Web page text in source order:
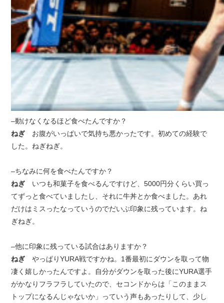
–動けなくなるほど食べたんですか？
ねぎ お腹がいっぱいで気持ち悪かったです。初めての経験で
した。ねぎねぎ。
–ちなみに何を食べたんですか？
ねぎ いつも和菓子を食べるんですけど、5000円分くらい買っ
てずっと食べていましたし、それに牛丼とか食べました。あれ
だけはミスったなっていうのでだいぶ印象に残っています。ね
ぎねぎ。
–他に印象に残っている試合はありますか？
ねぎ やっぱりYURA戦ですかね。1番最初にダウンを取って物
凄く嬉しかったんですよ。自分がダウンを取った後にYURA選手
がかなりフラフラしていたので、セコンドからは「このままス
トップになるんじゃないか」っていう声もあったりして、少し